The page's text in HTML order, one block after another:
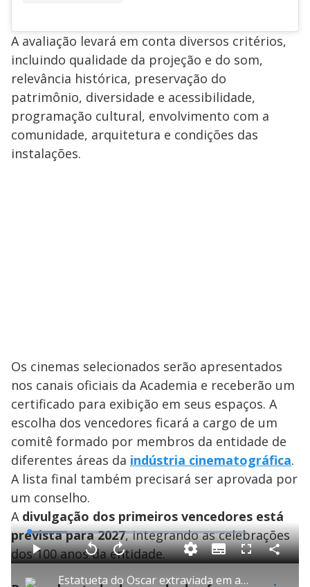
A avaliação levará em conta diversos critérios,
incluindo qualidade da projeção e do som,
relevância histórica, preservação do
patrimônio, diversidade e acessibilidade,
programação cultural, envolvimento com a
comunidade, arquitetura e condições das
instalações.
Os cinemas selecionados serão apresentados
nos canais oficiais da Academia e receberão um
certificado para exibição em seus espaços. A
escolha dos vencedores ficará a cargo de um
comitê formado por membros da entidade de
diferentes áreas da indústria cinematográfica.
A lista final também precisará ser aprovada por
um conselho.
Adivulgação dos primeiros vencedores está
prevista para 2027, integrando as celebrações
dos 100 anos da entidade.
Estatueta do Oscar extraviada em avião é recuperada por companhia aérea
P V
t
A
a
n
L
o
a
d
e
S
u
b
i
F
l
C
o